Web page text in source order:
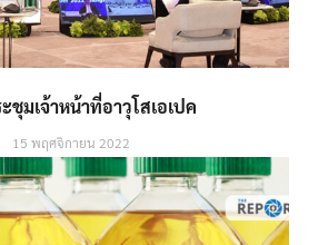
ชุมเจ้าหน้าที่อาวุโสเอเปค
15 พฤศจิกายน 2022